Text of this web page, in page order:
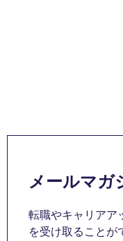
メールマガ
転職やキャリアア
を受け取ることが